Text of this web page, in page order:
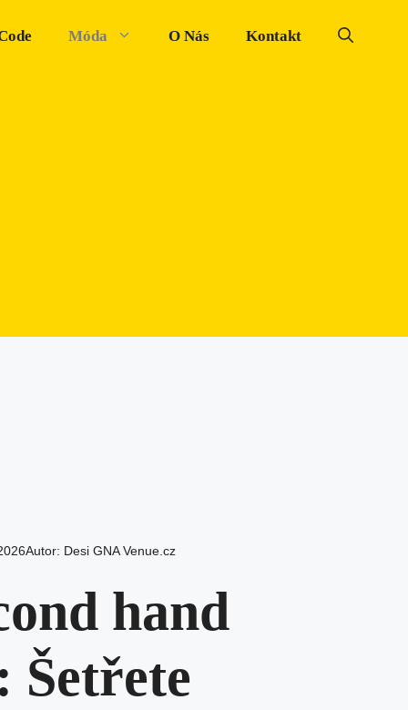
Móda O Nás Kontakt
Autor: Desi GNA Venue.cz
hand
Šetřete